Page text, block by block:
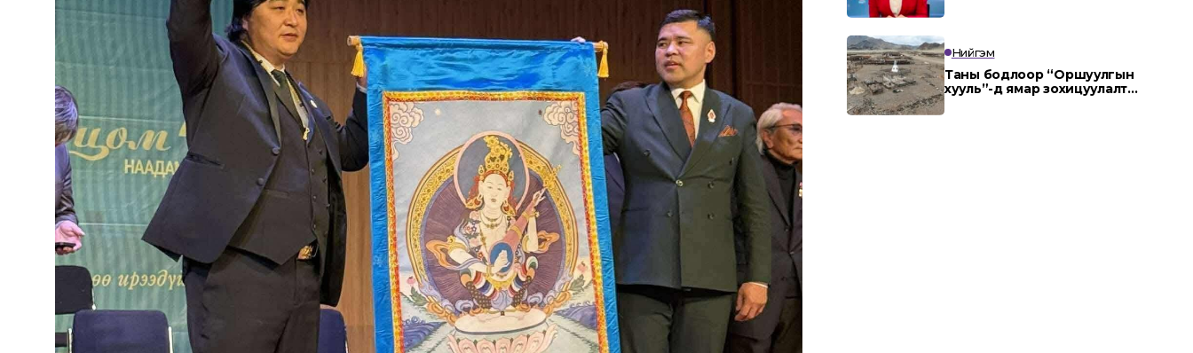
Нийгэм
Таны бодлоор “Оршуулгын
хууль”-д ямар зохицуулалт